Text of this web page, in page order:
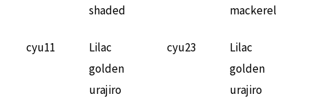
shaded
mackerel
cyu11
Lilac
golden
urajiro
cyu23
Lilac
golden
urajiro